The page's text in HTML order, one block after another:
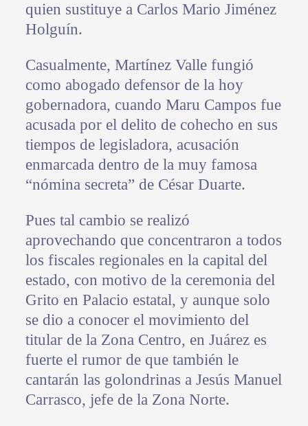
quien sustituye a Carlos Mario Jiménez
Holguín.
Casualmente, Martínez Valle fungió
como abogado defensor de la hoy
gobernadora, cuando Maru Campos fue
acusada por el delito de cohecho en sus
tiempos de legisladora, acusación
enmarcada dentro de la muy famosa
“nómina secreta” de César Duarte.
Pues tal cambio se realizó
aprovechando que concentraron a todos
los fiscales regionales en la capital del
estado, con motivo de la ceremonia del
Grito en Palacio estatal, y aunque solo
se dio a conocer el movimiento del
titular de la Zona Centro, en Juárez es
fuerte el rumor de que también le
cantarán las golondrinas a Jesús Manuel
Carrasco, jefe de la Zona Norte.